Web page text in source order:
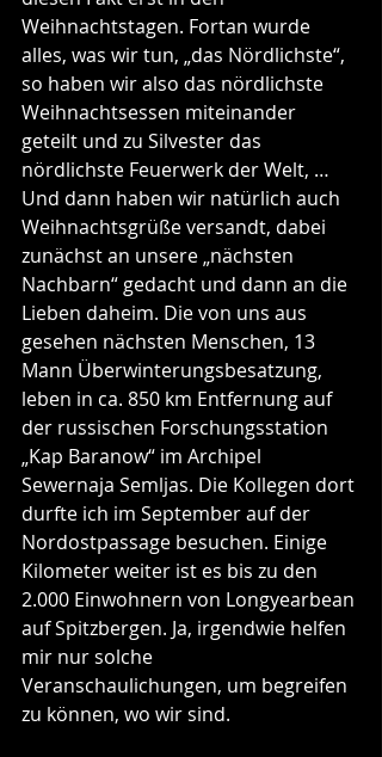
Weihnachtstagen. Fortan wurde
alles, was wir tun, „das Nördlichste“,
so haben wir also das nördlichste
Weihnachtsessen miteinander
geteilt und zu Silvester das
nördlichste Feuerwerk der Welt, …
Und dann haben wir natürlich auch
Weihnachtsgrüße versandt, dabei
zunächst an unsere „nächsten
Nachbarn“ gedacht und dann an die
Lieben daheim. Die von uns aus
gesehen nächsten Menschen, 13
Mann Überwinterungsbesatzung,
leben in ca. 850 km Entfernung auf
der russischen Forschungsstation
„Kap Baranow“ im Archipel
Sewernaja Semljas. Die Kollegen dort
durfte ich im September auf der
Nordostpassage besuchen. Einige
Kilometer weiter ist es bis zu den
2.000 Einwohnern von Longyearbean
auf Spitzbergen. Ja, irgendwie helfen
mir nur solche
Veranschaulichungen, um begreifen
zu können, wo wir sind.